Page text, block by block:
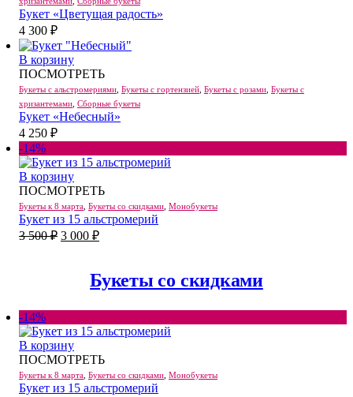
Букет «Цветущая радость»
4 300 ₽
В корзину
ПОСМОТРЕТЬ
Букеты с альстромериями Букеты с гортензией Букеты с розами Букеты с
хризантемами Сборные букеты
Букет «Небесный»
4 250 ₽
-14%
В корзину
ПОСМОТРЕТЬ
Букеты к 8 марта Букеты со скидками Монобукеты
Букет из 15 альстромерий
3 500₽ Первоначальная
500 ₽.
3 000 ₽Текущая
000 ₽.
Букеты со скидками
-14%
В корзину
ПОСМОТРЕТЬ
Букеты к 8 марта Букеты со скидками Монобукеты
Букет из 15 альстромерий